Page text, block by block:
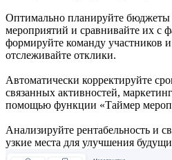
Оптимально планируйте бюджеты
мероприятий и сравнивайте их с
формируйте команду участников
отслеживайте отклики.
Автоматически корректируйте
связанных активностей,
помощью функции «Таймер
Анализируйте рентабельность и
узкие места для улучшения